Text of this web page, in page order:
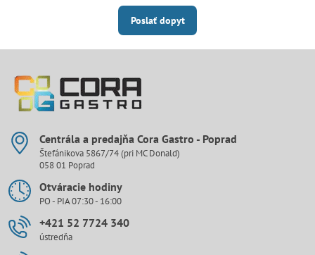
Poslať dopyt
Centrála a predajňa Cora Gastro - Poprad
Štefánikova 5867/74 (pri MC Donald)
058 01 Poprad
Otváracie hodiny
PO - PIA 07:30 - 16:00
+421 52 7724 340
ústredňa